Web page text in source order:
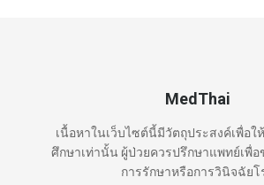
MedThai
เนื้อหาในเว็บไซต์นี้มีวัตถุประสงค์เพื่อใ
ศึกษาเท่านั้น ผู้ป่วยควรปรึกษาแพทย์เพื่
การรักษาหรือการวินิจฉัยโ